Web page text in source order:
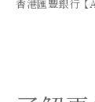
香港匯豐銀行【